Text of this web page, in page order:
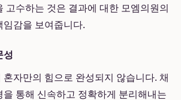
고수하는 것은 결과에 대한 모엠의원의
감을 보여줍니다.
성
자만의 힘으로 완성되지 않습니다. 채
통해 신속하고 정확하게 분리해내는